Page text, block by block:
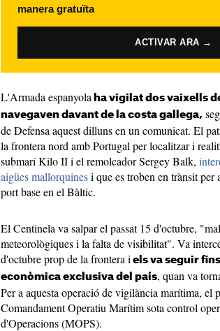
manera gratuïta
ACTIVAR ARA →
L'Armada espanyola ha vigilat dos vaixells
navegaven davant de la costa gallega,
de Defensa aquest dilluns en un comunicat. El
la frontera nord amb Portugal per localitzar i
submarí Kilo II i el remolcador Sergey Balk,
aigües mallorquinesi que es troben en trànsit per
port base en el Bàltic.
El Centinela va salpar el passat 15 d'octubre,
meteorològiques i la falta de visibilitat". Va
d'octubre prop de la frontera i els va seguir
econòmica exclusiva del país, quan va
Per a aquesta operació de vigilància marítima, el
Comandament Operatiu Marítim sota control
d'Operacions (MOPS).